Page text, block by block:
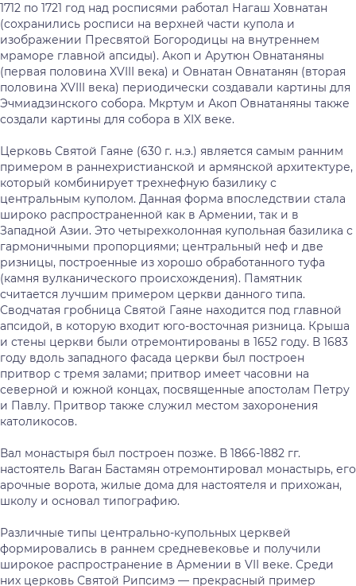
1712 по 1721 год над росписями работал Нагаш Ховнатан
(сохранились росписи на верхней части купола и
изображении Пресвятой Богородицы на внутреннем
мраморе главной апсиды). Акоп и Арутюн Овнатаняны
(первая половина XVIII века) и Овнатан Овнатанян (вторая
половина XVIII века) периодически создавали картины для
Эчмиадзинского собора. Мкртум и Акоп Овнатаняны также
создали картины для собора в XIX веке.
Церковь Святой Гаяне (630 г. н.э.) является самым ранним
примером в раннехристианской и армянской архитектуре,
который комбинирует трехнефную базилику с
центральным куполом. Данная форма впоследствии стала
широко распространенной как в Армении, так и в
Западной Азии. Это четырехколонная купольная базилика с
гармоничными пропорциями; центральный неф и две
ризницы, построенные из хорошо обработанного туфа
(камня вулканического происхождения). Памятник
считается лучшим примером церкви данного типа.
Сводчатая гробница Святой Гаяне находится под главной
апсидой, в которую входит юго-восточная ризница. Крыша
и стены церкви были отремонтированы в 1652 году. В 1683
году вдоль западного фасада церкви был построен
притвор с тремя залами; притвор имеет часовни на
северной и южной концах, посвященные апостолам Петру
и Павлу. Притвор также служил местом захоронения
католикосов.
Вал монастыря был построен позже. В 1866-1882 гг.
настоятель Ваган Бастамян отремонтировал монастырь, его
арочные ворота, жилые дома для настоятеля и прихожан,
школу и основал типографию.
Различные типы центрально-купольных церквей
формировались в раннем средневековье и получили
широкое распространение в Армении в VII веке. Среди
них церковь Святой Рипсимэ — прекрасный пример